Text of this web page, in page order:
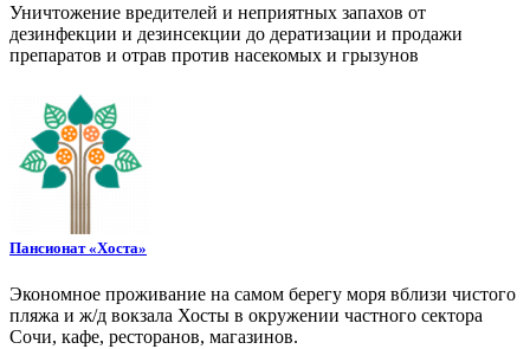
Уничтожение вредителей и неприятных запахов от
дезинфекции и дезинсекции до дератизации и продажи
препаратов и отрав против насекомых и грызунов
Пансионат «Хоста»
Экономное проживание на самом берегу моря вблизи чистого
пляжа и ж/д вокзала Хосты в окружении частного сектора
Сочи, кафе, ресторанов, магазинов.